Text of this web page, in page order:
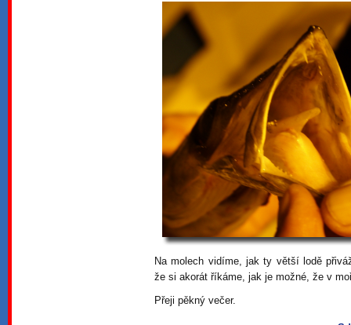
Na molech vidíme, jak ty větší lodě
že si akorát říkáme, jak je možné, že v
Přeji pěkný večer.